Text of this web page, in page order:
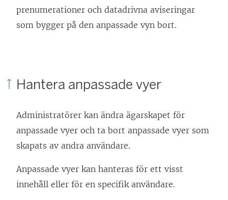
prenumerationer och datadrivna aviseringar
som bygger på den anpassade vyn bort.
Hantera anpassade vyer
Administratörer kan ändra ägarskapet för
anpassade vyer och ta bort anpassade vyer som
skapats av andra användare.
Anpassade vyer kan hanteras för ett visst
innehåll eller för en specifik användare.